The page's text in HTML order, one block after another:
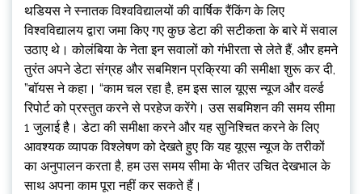
थडियस ने स्नातक विश्वविद्यालयों की वार्षिक रैंकिंग के लिए
विश्वविद्यालय द्वारा जमा किए गए कुछ डेटा की सटीकता के बारे में सवाल
उठाए थे। कोलंबिया के नेता इन सवालों को गंभीरता से लेते हैं, और हमने
तुरंत अपने डेटा संग्रह और सबमिशन प्रक्रिया की समीक्षा शुरू कर दी,
”बॉयस ने कहा। “काम चल रहा है, हम इस साल यूएस न्यूज और वर्ल्ड
रिपोर्ट को प्रस्तुत करने से परहेज करेंगे। उस सबमिशन की समय सीमा
1 जुलाई है। डेटा की समीक्षा करने और यह सुनिश्चित करने के लिए
आवश्यक व्यापक विश्लेषण को देखते हुए कि यह यूएस न्यूज के तरीकों
का अनुपालन करता है, हम उस समय सीमा के भीतर उचित देखभाल के
साथ अपना काम पूरा नहीं कर सकते हैं।